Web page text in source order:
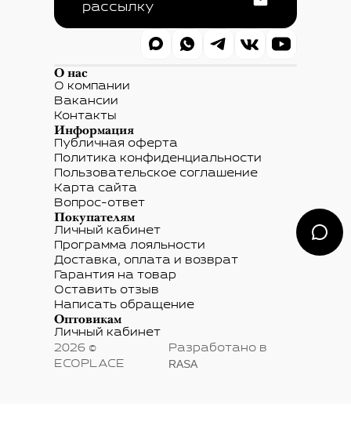
рассылку
О нас
О компании
Вакансии
Контакты
Информация
Публичная оферта
Политика конфиденциальности
Пользовательское соглашение
Карта сайта
Вопрос-ответ
Покупателям
Личный кабинет
Программа лояльности
Доставка, оплата и возврат
Гарантия на товар
Оставить отзыв
Написать обращение
Оптовикам
Личный кабинет
2026 ©
ECOPLACE
Разработано в
RASA